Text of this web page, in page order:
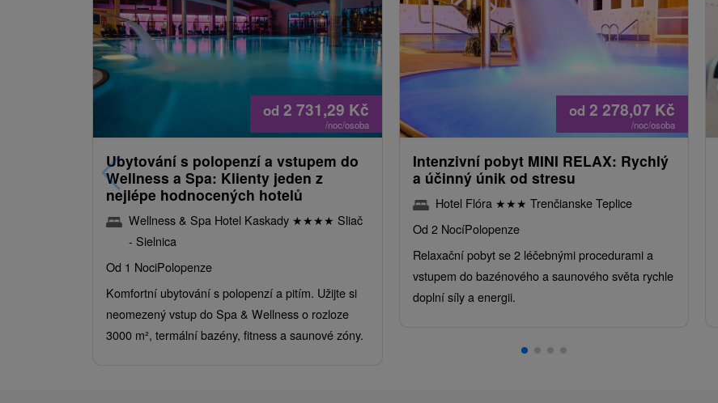
od 2 731,29 Kč
/noc/osoba
Ubytování s polopenzí a vstupem do
Wellness a Spa: Klienty jeden z
nejlépe hodnocených hotelů
Wellness & Spa Hotel Kaskady ★★★★ Sliač
- Sielnica
Od 1 NociPolopenze
Komfortní ubytování s polopenzí a pitím. Užijte si
neomezený vstup do Spa & Wellness o rozloze
3000 m², termální bazény, fitness a saunové zóny.
od 2 278,07 Kč
/noc/osoba
Intenzivní pobyt MINI RELAX: Rychlý
a účinný únik od stresu
Hotel Flóra ★★★ Trenčianske Teplice
Od 2 NocíPolopenze
Relaxační pobyt se 2 léčebnými procedurami a
vstupem do bazénového a saunového světa rychle
doplní síly a energii.